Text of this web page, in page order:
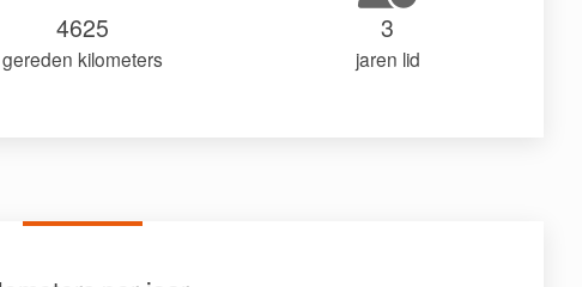
4625
gereden kilometers
3
jaren lid